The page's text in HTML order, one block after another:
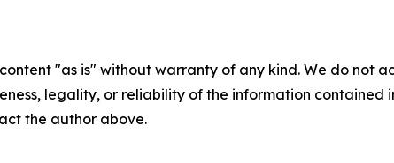
"as is" without warranty of any kind. We do not
legality, or reliability of the information
the author above.